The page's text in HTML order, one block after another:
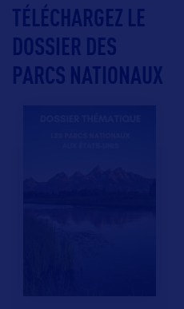
TÉLÉCHARGEZ LE
DOSSIER DES
PARCS NATIONAUX